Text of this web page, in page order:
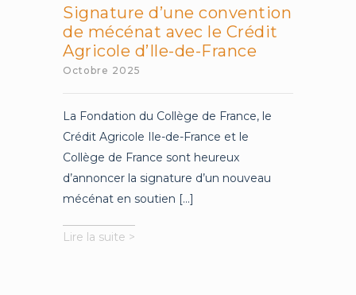
Signature d’une convention
de mécénat avec le Crédit
Agricole d’Ile-de-France
Octobre 2025
La Fondation du Collège de France, le
Crédit Agricole Ile-de-France et le
Collège de France sont heureux
d’annoncer la signature d’un nouveau
mécénat en soutien [...]
Lire la suite >